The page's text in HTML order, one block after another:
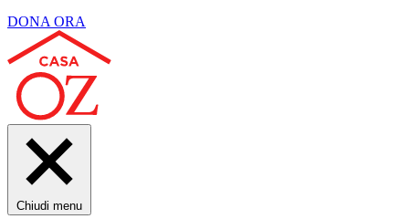
DONA ORA
Chiudi menu